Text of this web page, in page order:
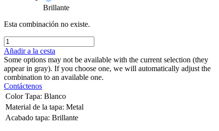
Brillante
Esta combinación no existe.
Añadir a la cesta
Some options may not be available with the current selection (they
appear in gray). If you choose one, we will automatically adjust the
combination to an available one.
Contáctenos
Color Tapa: Blanco
Material de la tapa: Metal
Acabado tapa: Brillante